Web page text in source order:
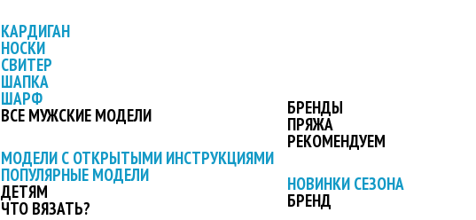
КАРДИГАН
НОСКИ
СВИТЕР
ШАПКА
ШАРФ
ВСЕ МУЖСКИЕ МОДЕЛИ
МОДЕЛИ С ОТКРЫТЫМИ ИНСТРУКЦИЯМИ
ПОПУЛЯРНЫЕ МОДЕЛИ
ДЕТЯМ
ЧТО ВЯЗАТЬ?
БРЕНДЫ
ПРЯЖА
РЕКОМЕНДУЕМ
НОВИНКИ СЕЗОНА
БРЕНД